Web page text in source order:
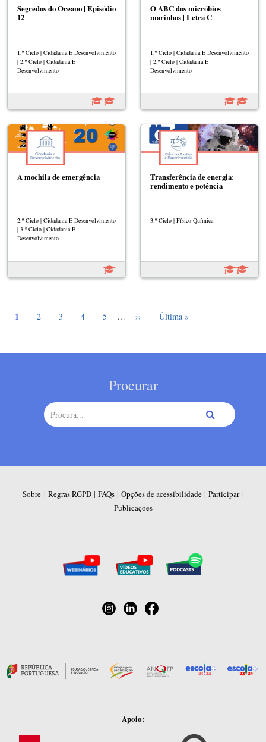
Segredos do Oceano | Episódio
12
1.º Ciclo | Cidadania E Desenvolvimento
| 2.º Ciclo | Cidadania E
Desenvolvimento
O ABC dos micróbios
marinhos | Letra C
1.º Ciclo | Cidadania E Desenvolvimento
| 2.º Ciclo | Cidadania E
Desenvolvimento
A mochila de emergência
2.º Ciclo | Cidadania E Desenvolvimento
| 3.º Ciclo | Cidadania E
Desenvolvimento
Transferência de energia:
rendimento e potência
3.º Ciclo | Físico-Química
1 Page
2 Page
3 Page
4 Page
5 … Próxima página
›› Última página
Última »
Procurar
Sobre | Regras RGPD| FAQs| Opções de acessibilidade| Participar|
Publicações
Apoio: